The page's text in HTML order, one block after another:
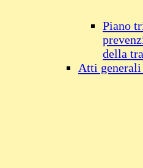
Piano
della
Atti generali